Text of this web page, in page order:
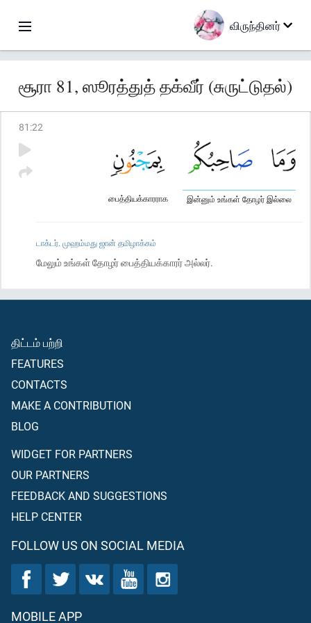
விருந்தினர்
சூரா 81, ஸூரத்துத் தக்வீர் (சுருட்டுதல்)
81 :22
இன்னும் உங்கள் தோழர் இல்லை
பைத்தியக்காரராக
டாக்டர். முஹம்மது ஜான் தமிழாக்கம்
மேலும் உங்கள் தோழர் பைத்தியக்காரர் அல்லர்.
திட்டம் பற்றி
FEATURES
CONTACTS
MAKE A CONTRIBUTION
BLOG
WIDGET FOR PARTNERS
OUR PARTNERS
FEEDBACK AND SUGGESTIONS
HELP CENTER
FOLLOW US ON SOCIAL MEDIA
MOBILE APP